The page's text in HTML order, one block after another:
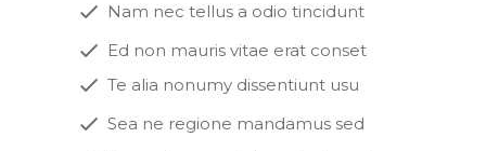
Nam nec tellus a odio tincidunt
Ed non mauris vitae erat conset
Te alia nonumy dissentiunt usu
Sea ne regione mandamus sed